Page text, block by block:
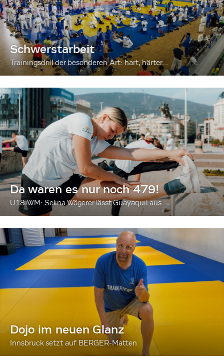
Schwerstarbeit
Trainingsdrill der besonderen Art: hart, härter...
Da waren es nur noch 479!
U18-WM: Selina Wögerer lässt Guayaquil aus
Dojo im neuen Glanz
Innsbruck setzt auf BERGER-Matten